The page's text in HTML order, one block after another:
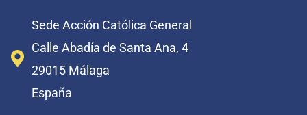
Sede Acción Católica General
Calle Abadía de Santa Ana, 4
29015 Málaga
España